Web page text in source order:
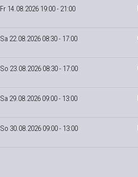
Fr 14.08.2026 19:00 - 21:00
Sa 22.08.2026 08:30 - 17:00
So 23.08.2026 08:30 - 17:00
Sa 29.08.2026 09:00 - 13:00
So 30.08.2026 09:00 - 13:00